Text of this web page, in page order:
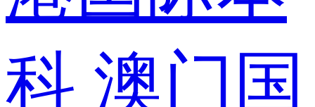
科 澳门国